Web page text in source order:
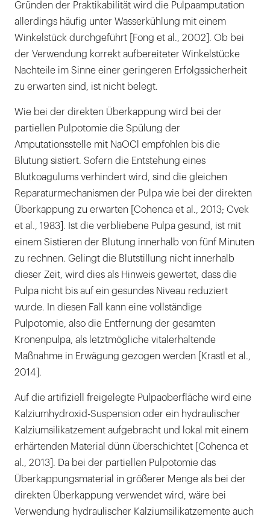
Gründen der Praktikabilität wird die Pulpaamputation
allerdings häufig unter Wasserkühlung mit einem
Winkelstück durchgeführt [Fong et al., 2002]. Ob bei
der Verwendung korrekt aufbereiteter Winkelstücke
Nachteile im Sinne einer geringeren Erfolgssicherheit
zu erwarten sind, ist nicht belegt.
Wie bei der direkten Überkappung wird bei der
partiellen Pulpotomie die Spülung der
Amputationsstelle mit NaOCl empfohlen bis die
Blutung sistiert. Sofern die Entstehung eines
Blutkoagulums verhindert wird, sind die gleichen
Reparaturmechanismen der Pulpa wie bei der direkten
Überkappung zu erwarten [Cohenca et al., 2013; Cvek
et al., 1983]. Ist die verbliebene Pulpa gesund, ist mit
einem Sistieren der Blutung innerhalb von fünf Minuten
zu rechnen. Gelingt die Blutstillung nicht innerhalb
dieser Zeit, wird dies als Hinweis gewertet, dass die
Pulpa nicht bis auf ein gesundes Niveau reduziert
wurde. In diesen Fall kann eine vollständige
Pulpotomie, also die Entfernung der gesamten
Kronenpulpa, als letztmögliche vitalerhaltende
Maßnahme in Erwägung gezogen werden [Krastl et al.,
2014].
Auf die artifiziell freigelegte Pulpaoberfläche wird eine
Kalziumhydroxid-Suspension oder ein hydraulischer
Kalziumsilikatzement aufgebracht und lokal mit einem
erhärtenden Material dünn überschichtet [Cohenca et
al., 2013]. Da bei der partiellen Pulpotomie das
Überkappungsmaterial in größerer Menge als bei der
direkten Überkappung verwendet wird, wäre bei
Verwendung hydraulischer Kalziumsilikatzemente auch